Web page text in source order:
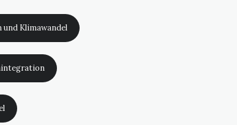
Klimawandel